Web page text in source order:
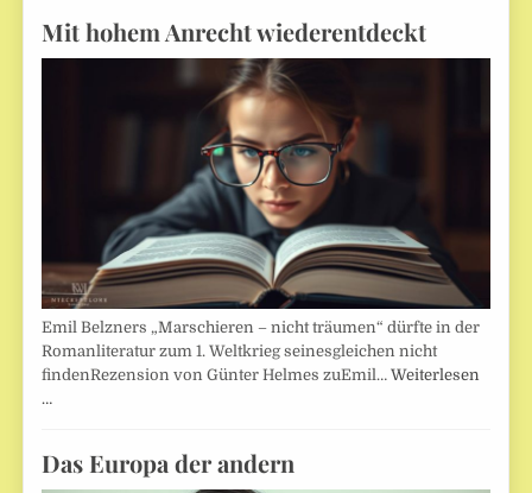
Mit hohem Anrecht wiederentdeckt
Emil Belzners „Marschieren – nicht träumen“ dürfte in der
Romanliteratur zum 1. Weltkrieg seinesgleichen nicht
findenRezension von Günter Helmes zuEmil…Weiterlesen
…
Das Europa der andern